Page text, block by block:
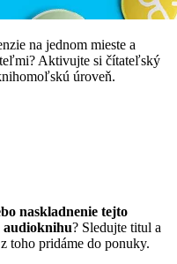
na jednom mieste a
Aktivujte si čítateľský
úroveň.
naskladnenie tejto
audioknihu? Sledujte titul a
toho pridáme do ponuky.